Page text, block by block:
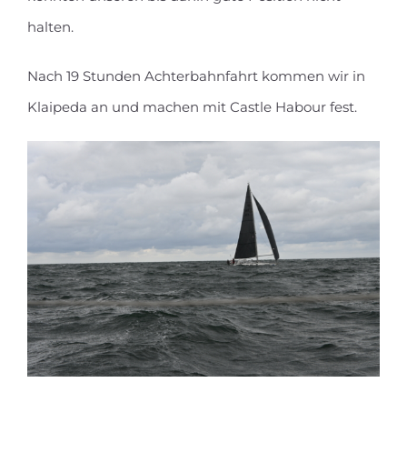
halten.
Nach 19 Stunden Achterbahnfahrt kommen wir in
Klaipeda an und machen mit Castle Habour fest.